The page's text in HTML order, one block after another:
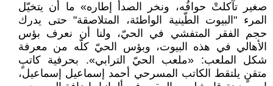
صغير تآكلتْ حوافُه، ونخر الصدأُ إطاره» ما أن يتخيّل
المرء "البيوت الطّينية الواطئة، المتلاصقة" حتى يدرك
حجم الفقر المتفشي في الحيّ، ولنا أن نعرف بؤس
الأهالي في هذه البيوت، وبؤس الحيّ كلّه من معرفة
شكل الملعب: «ملعب الحيّ الترابي». بحرفية كاتبٍ
متقنٍ يلتقط الكاتب المسرحي أحمد إسماعيل إسماعيل،